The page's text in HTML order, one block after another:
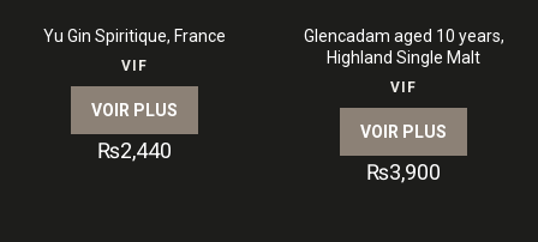
Yu Gin Spiritique, France
VIF
VOIR PLUS
₨2,440
Glencadam aged 10 years,
Highland Single Malt
VIF
VOIR PLUS
₨3,900